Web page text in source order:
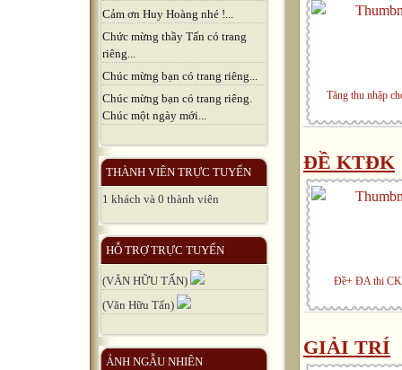
Cảm ơn Huy Hoàng nhé !...
Chức mừng thầy Tấn có trang
riêng...
Chúc mừng bạn có trang riêng...
Chúc mừng bạn có trang riêng.
Chúc một ngày mới...
THÀNH VIÊN TRỰC TUYẾN
1 khách và 0 thành viên
HỖ TRỢ TRỰC TUYẾN
(VĂN HỮU TẤN)
(Văn Hữu Tấn)
ẢNH NGẪU NHIÊN
Tăng thu nhập
ĐỀ KTĐK
Đề+ ĐA thi
GIẢI TRÍ